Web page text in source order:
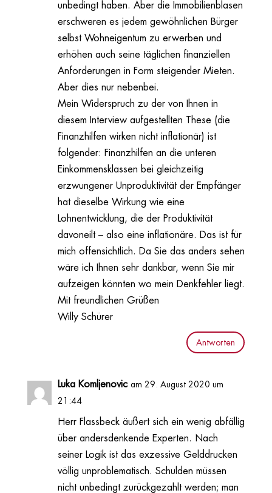
unbedingt haben. Aber die Immobilienblasen
erschweren es jedem gewöhnlichen Bürger
selbst Wohneigentum zu erwerben und
erhöhen auch seine täglichen finanziellen
Anforderungen in Form steigender Mieten.
Aber dies nur nebenbei.
Mein Widerspruch zu der von Ihnen in
diesem Interview aufgestellten These (die
Finanzhilfen wirken nicht inflationär) ist
folgender: Finanzhilfen an die unteren
Einkommensklassen bei gleichzeitig
erzwungener Unproduktivität der Empfänger
hat dieselbe Wirkung wie eine
Lohnentwicklung, die der Produktivität
davoneilt – also eine inflationäre. Das ist für
mich offensichtlich. Da Sie das anders sehen
wäre ich Ihnen sehr dankbar, wenn Sie mir
aufzeigen könnten wo mein Denkfehler liegt.
Mit freundlichen Grüßen
Willy Schürer
Antworten
Luka Komljenovic am 29. August 2020 um
21:44
Herr Flassbeck äußert sich ein wenig abfällig
über andersdenkende Experten. Nach
seiner Logik ist das exzessive Gelddrucken
völlig unproblematisch. Schulden müssen
nicht unbedingt zurückgezahlt werden; man